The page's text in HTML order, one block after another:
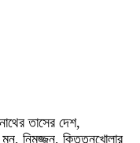
তাসের দেশ,
নিমজ্জন, কিত্তনখোলার